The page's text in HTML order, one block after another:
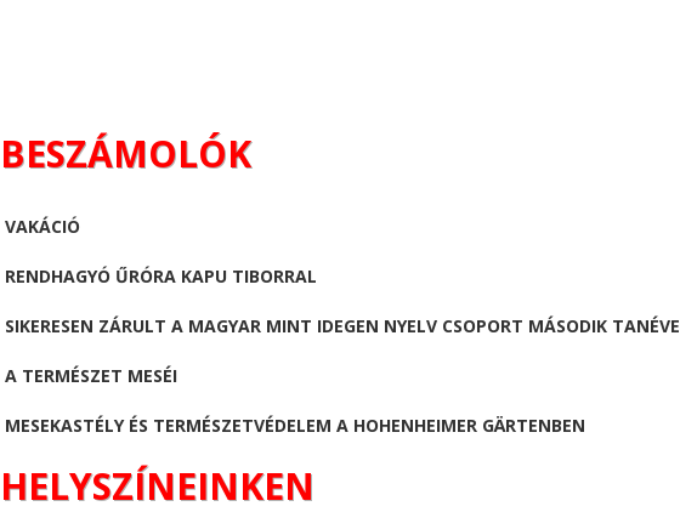
BESZÁMOLÓK
VAKÁCIÓ
RENDHAGYÓ ŰRÓRA KAPU TIBORRAL
SIKERESEN ZÁRULT A MAGYAR MINT IDEGEN NYELV CSOPORT MÁSODIK TANÉVE
A TERMÉSZET MESÉI
MESEKASTÉLY ÉS TERMÉSZETVÉDELEM A HOHENHEIMER GÄRTENBEN
HELYSZÍNEINKEN